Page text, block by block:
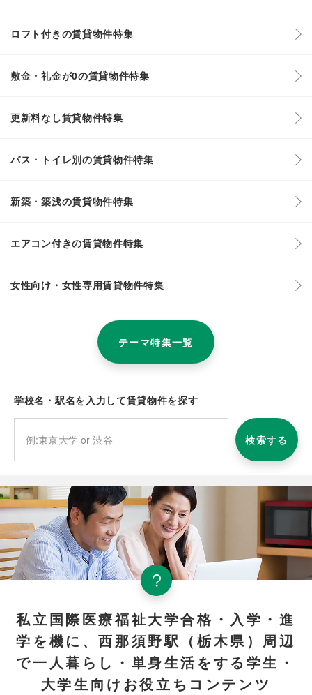
ロフト付きの賃貸物件特集
敷金・礼金が0の賃貸物件特集
更新料なし賃貸物件特集
バス・トイレ別の賃貸物件特集
新築・築浅の賃貸物件特集
エアコン付きの賃貸物件特集
女性向け・女性専用賃貸物件特集
テーマ特集一覧
学校名・駅名を入力して賃貸物件を探す
検索する
私立国際医療福祉大学合格・入学・進
学を機に、西那須野駅（栃木県）周辺
で一人暮らし・単身生活をする学生・
大学生向けお役立ちコンテンツ